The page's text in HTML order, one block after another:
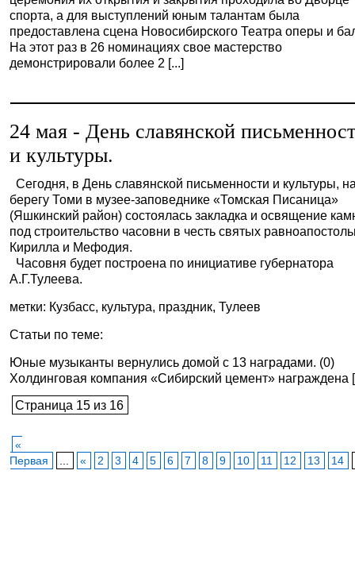
спорта, а для выступлений юным талантам была
предоставлена сцена Новосибирского Театра оперы и
На этот раз в 26 номинациях свое мастерство
демонстрировали более 2 [...]
24 мая - День славянской
и культуры.
Сегодня, в День славянской письменности и культуры,
берегу Томи в музее-заповеднике «Томская Писаница»
(Яшкинский район) состоялась закладка и освящение
под строительство часовни в честь святых
Кирилла и Мефодия.
Часовня будет построена по инициативе губернатора
А.Г.Тулеева.
метки: Кузбасс, культура, праздник, Тулеев
Статьи по теме:
Юные музыканты вернулись домой с 13 наградами. (0)
Холдинговая компания «Сибирский цемент» награждена
Страница 15 из 16
«
Первая
« 2 3 4 5 6 7 8 9 10 11 12 13 14